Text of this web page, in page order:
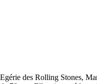
Egérie des Rolling Stones,